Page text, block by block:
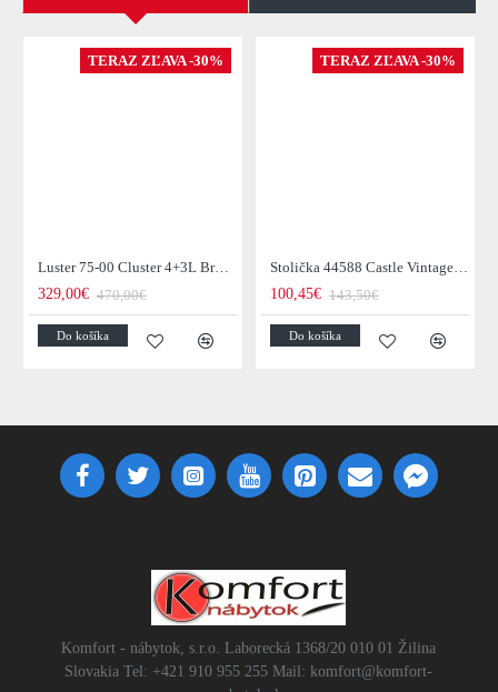
TERAZ ZĽAVA -30%
Luster 75-00 Cluster 4+3L Brown + Jantar Glass
329,00€ 470,00€
Do košíka
TERAZ ZĽAVA -30%
Stolička 44588 Castle Vintage Black
100,45€ 143,50€
Do košíka
Komfort - nábytok, s.r.o. Laborecká 1368/20 010 01 Žilina
Slovakia Tel: +421 910 955 255 Mail: komfort@komfort-